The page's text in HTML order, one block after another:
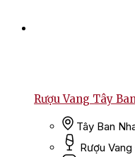
Rượu Vang Tây
Tây Ban
Rượu